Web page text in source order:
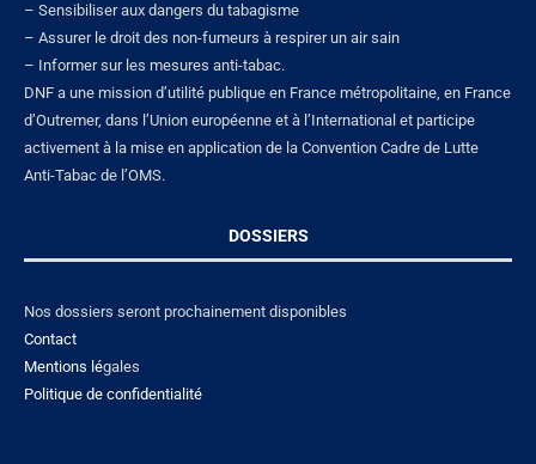
– Sensibiliser aux dangers du tabagisme
– Assurer le droit des non-fumeurs à respirer un air sain
– Informer sur les mesures anti-tabac.
DNF a une mission d’utilité publique en France métropolitaine, en France
d’Outremer, dans l’Union européenne et à l’International et participe
activement à la mise en application de la Convention Cadre de Lutte
Anti-Tabac de l’OMS.
DOSSIERS
Nos dossiers seront prochainement disponibles
Contact
Mentions légales
Politique de confidentialité